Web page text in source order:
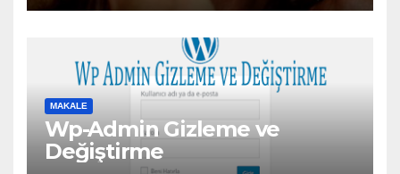
MAKALE
Wp-Admin Gizleme ve
Değiştirme